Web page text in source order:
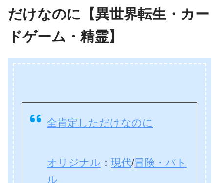
だけなのに【異世界転生・カー
ドゲーム・精霊】
全肯定しただけなのに
オリジナル ： 現代/冒険・バト
ル